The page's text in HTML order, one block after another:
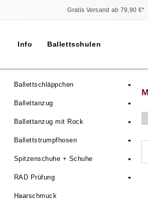
Gratis Versand ab 79,90 €*
Info Ballettschulen
Ballettschläppchen
Ballettanzug
Ballettanzug mit Rock
Ballettstrumpfhosen
Spitzenschuhe + Schuhe
RAD Prüfung
Haarschmuck